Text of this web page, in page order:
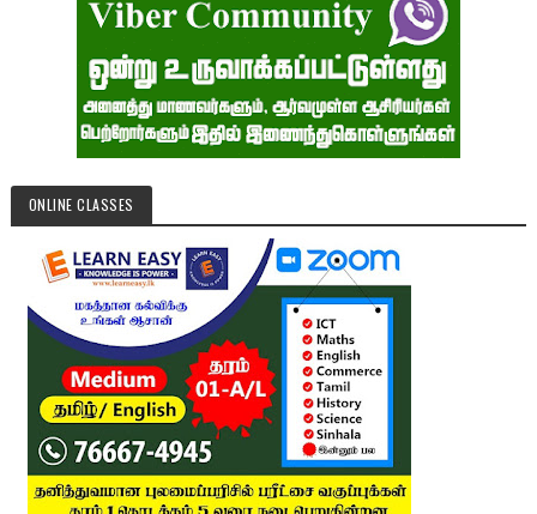
ONLINE CLASSES